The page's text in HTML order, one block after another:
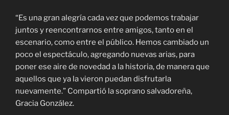
“Es una gran alegría cada vez que podemos trabajar
juntos y reencontrarnos entre amigos, tanto en el
escenario, como entre el público. Hemos cambiado un
poco el espectáculo, agregando nuevas arias, para
poner ese aire de novedad a la historia, de manera que
aquellos que ya la vieron puedan disfrutarla
nuevamente.” Compartió la soprano salvadoreña,
Gracia González.